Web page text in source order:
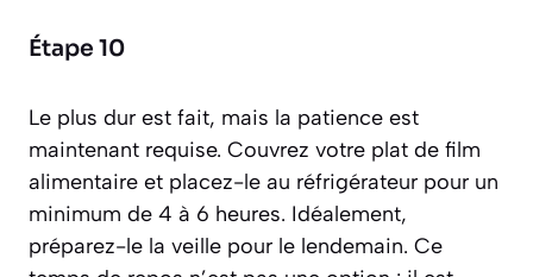
Étape 10
Le plus dur est fait, mais la patience est
maintenant requise. Couvrez votre plat de film
alimentaire et placez-le au réfrigérateur pour un
minimum de 4 à 6 heures. Idéalement,
préparez-le la veille pour le lendemain. Ce